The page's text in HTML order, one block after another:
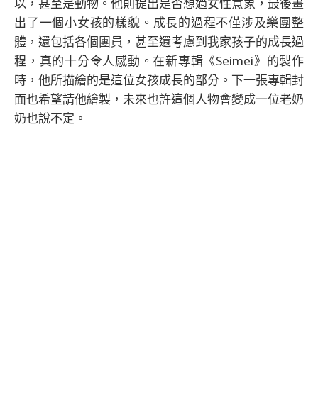
出了一個小女孩的樣貌。成長的過程不僅涉及樂團整
體，還包括各個團員，甚至還考慮到我家孩子的成長過
程，真的十分令人感動。在新專輯《Seimei》的製作
時，他所描繪的是這位女孩成長的部分。下一張專輯封
面也希望請他繪製，未來也許這個人物會變成一位老奶
奶也說不定。